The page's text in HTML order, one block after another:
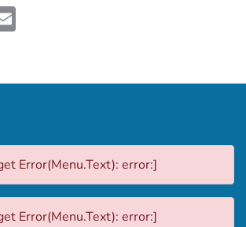
Error(Menu.Text): error:]
Error(Menu.Text): error:]